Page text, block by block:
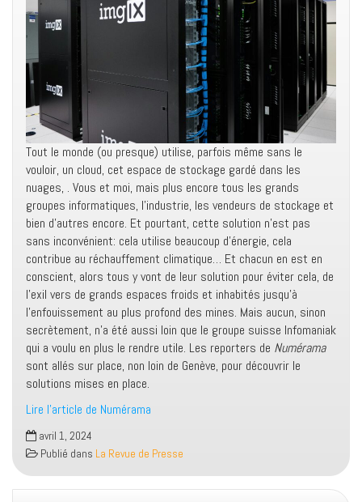
Tout le monde (ou presque) utilise, parfois même sans le
vouloir, un cloud, cet espace de stockage gardé dans les
nuages, . Vous et moi, mais plus encore tous les grands
groupes informatiques, l’industrie, les vendeurs de stockage et
bien d’autres encore. Et pourtant, cette solution n’est pas
sans inconvénient: cela utilise beaucoup d’énergie, cela
contribue au réchauffement climatique… Et chacun en est en
conscient, alors tous y vont de leur solution pour éviter cela, de
l’exil vers de grands espaces froids et inhabités jusqu’à
l’enfouissement au plus profond des mines. Mais aucun, sinon
secrètement, n’a été aussi loin que le groupe suisse Infomaniak
qui a voulu en plus le rendre utile. Les reporters de Numérama
sont allés sur place, non loin de Genève, pour découvrir le
solutions mises en place.
Lire l’article de Numérama
avril 1, 2024
Publié dans La Revue de Presse